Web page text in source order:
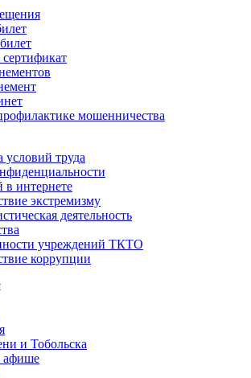
мошенничества
труда
в интернете
экстремизму
деятельность
учреждений ТКТО
коррупции
и Тобольска
афише